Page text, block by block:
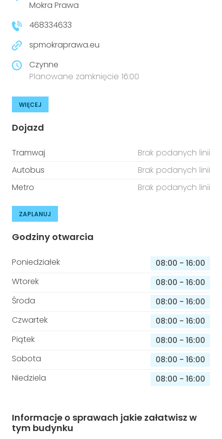
Mokra Prawa
468334633
spmokraprawa.eu
Czynne
Planowane zamknięcie 16:00
WIĘCEJ
Dojazd
Tramwaj
Brak podanych linii
Autobus
Brak podanych linii
Metro
Brak podanych linii
ZAPLANUJ
Godziny otwarcia
Poniedziałek 08:00 - 16:00
Wtorek
08:00 - 16:00
Środa
08:00 - 16:00
Czwartek
08:00 - 16:00
Piątek
08:00 - 16:00
Sobota
08:00 - 16:00
Niedziela
08:00 - 16:00
Informacje o sprawach jakie załatwisz w
tym budynku